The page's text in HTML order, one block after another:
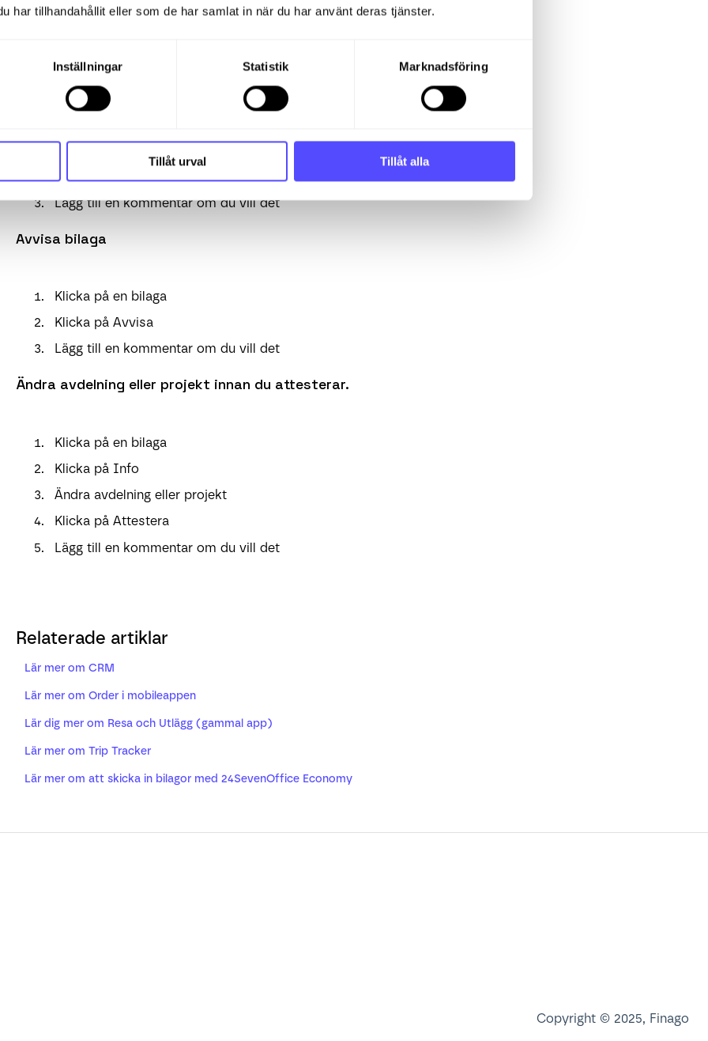
har tillhandahållit eller som de har samlat in när du har använt deras tjänster.
Inställningar Statistik Marknadsföring
Tillåt urval Tillåt alla
Attestera bilaga
Klicka på Attestera
Lägg till en kommentar om du vill det
Avvisa bilaga
Klicka på en bilaga
Klicka på Avvisa
Lägg till en kommentar om du vill det
Ändra avdelning eller projekt innan du attesterar.
Klicka på en bilaga
Klicka på Info
Ändra avdelning eller projekt
Klicka på Attestera
Lägg till en kommentar om du vill det
Relaterade artiklar
Lär mer om CRM
Lär mer om Order i mobileappen
Lär dig mer om Resa och Utlägg (gammal app)
Lär mer om Trip Tracker
Lär mer om att skicka in bilagor med 24SevenOffice Economy
Copyright © 2025, Finago